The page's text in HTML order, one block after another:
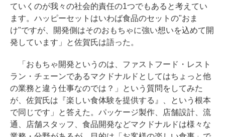
ていくのが我々の社会的責任の1つでもあると考えてい
ます。ハッピーセットはいわば食品のセットの"おま
け"ですが、開発側はそのおもちゃに強い想いを込めて開
発しています」と佐賀氏は語った。
「おもちゃ開発というのは、ファストフード・レスト
ラン・チェーンであるマクドナルドとしてはちょっと他
の業務と違う仕事なのでは？」という質問をしてみた
が、佐賀氏は『楽しい食体験を提供する』、という根本
で同じです」と答えた。パッケージ製作、店舗設計、流
通、店舗スタッフ、食品開発などマクドナルドは様々な